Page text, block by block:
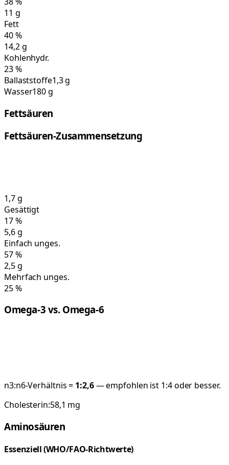
11 g
Fett
40%
14,2g
Kohlenhydr.
23%
Ballaststoffe1,3 g
Wasser180 g
Fettsäuren
Fettsäuren-Zusammensetzung
1,7g
Gesättigt
17%
5,6g
Einfach unges.
57%
2,5g
Mehrfach unges.
25%
Omega-3 vs. Omega-6
n3:n6-Verhältnis = 1:2,6— empfohlen ist 1:4 oder besser.
Cholesterin:58,1 mg
Aminosäuren
Essenziell (WHO/FAO-Richtwerte)